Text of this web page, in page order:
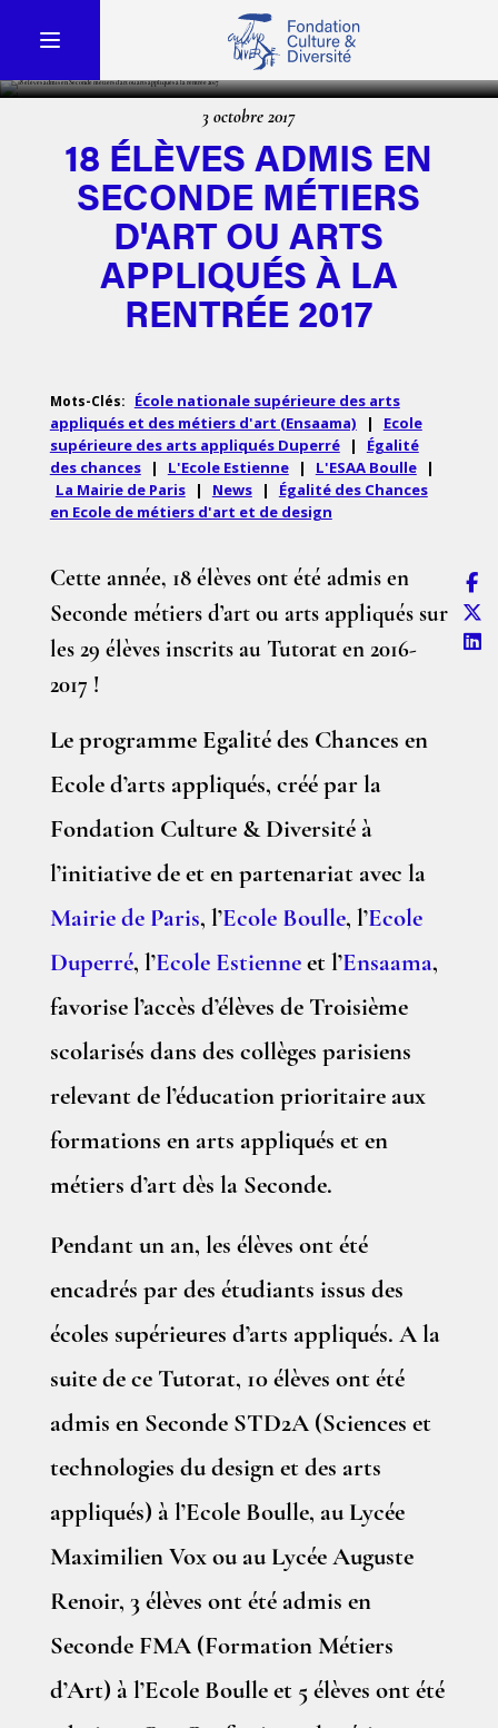
3 octobre 2017
18 ÉLÈVES ADMIS EN
SECONDE MÉTIERS
D'ART OU ARTS
APPLIQUÉS À LA
RENTRÉE 2017
Mots-Clés:
École nationale supérieure des arts
appliqués et des métiers d'art (Ensaama)
|
Ecole
supérieure des arts appliqués Duperré
|
Égalité
des chances
| L'Ecole Estienne | L'ESAA Boulle
|
La Mairie de Paris
| News |
Égalité des Chances
en Ecole de métiers d'art et de design
Cette année, 18 élèves ont été admis en
Seconde métiers d’art ou arts appliqués sur
les 29 élèves inscrits au Tutorat en 2016-
2017 !
Le programme Egalité des Chances en
Ecole d’arts appliqués, créé par la
Fondation Culture & Diversité à
l’initiative de et en partenariat avec la
Mairie de Paris, l’Ecole Boulle, l’Ecole
Duperré, l’Ecole Estienneet l’Ensaama,
favorise l’accès d’élèves de Troisième
scolarisés dans des collèges parisiens
relevant de l’éducation prioritaire aux
formations en arts appliqués et en
métiers d’art dès la Seconde.
Pendant un an, les élèves ont été
encadrés par des étudiants issus des
écoles supérieures d’arts appliqués. A la
suite de ce Tutorat, 10 élèves ont été
admis en Seconde STD2A (Sciences et
technologies du design et des arts
appliqués) à l’Ecole Boulle, au Lycée
Maximilien Vox ou au Lycée Auguste
Renoir, 3 élèves ont été admis en
Seconde FMA (Formation Métiers
d’Art) à l’Ecole Boulle et 5 élèves ont été